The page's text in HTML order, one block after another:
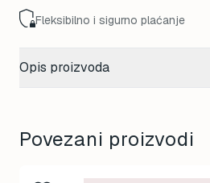
Fleksibilno i sigurno plaćanje
Opis proizvoda
Povezani proizvodi